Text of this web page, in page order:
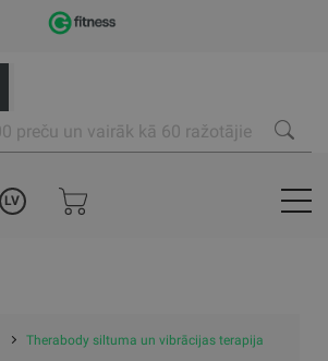
LV
Therabody siltuma un vibrācijas terapija